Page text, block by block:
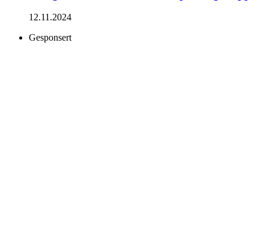
12.11.2024
Gesponsert